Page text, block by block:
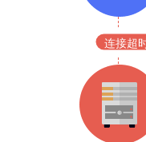
连接超